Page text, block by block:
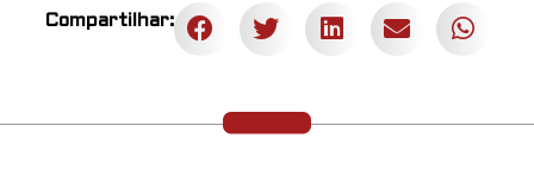
Compartilhar: